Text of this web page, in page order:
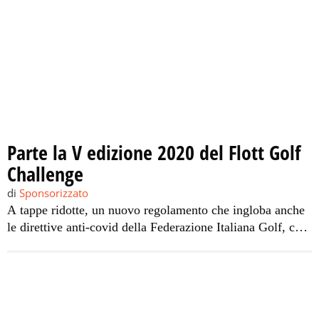
Parte la V edizione 2020 del Flott Golf
Challenge
di Sponsorizzato
A tappe ridotte, un nuovo regolamento che ingloba anche
le direttive anti-covid della Federazione Italiana Golf, con